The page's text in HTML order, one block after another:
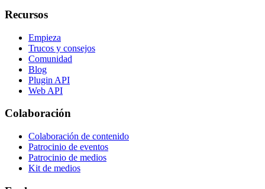
Recursos
Empieza
Trucos y consejos
Comunidad
Blog
Plugin API
Web API
Colaboración
Colaboración de contenido
Patrocinio de eventos
Patrocinio de medios
Kit de medios